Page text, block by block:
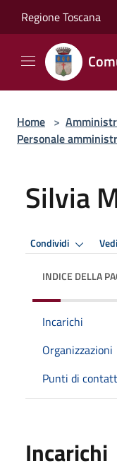
Regione Toscana
Home >
Personale
Silvia
Condividi
INDICE DELLA
Incarichi
Organizzazioni
Punti di
Incarichi